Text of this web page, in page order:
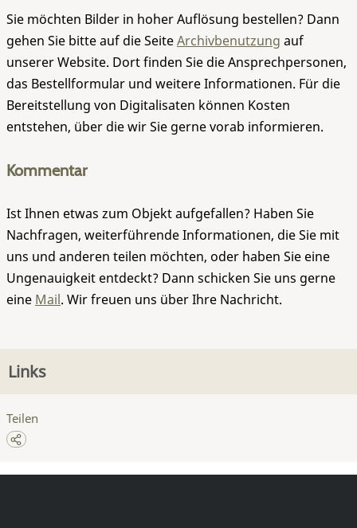
Sie möchten Bilder in hoher Auflösung bestellen? Dann
gehen Sie bitte auf die SeiteArchivbenutzung auf
unserer Website. Dort finden Sie die Ansprechpersonen,
das Bestellformular und weitere Informationen. Für die
Bereitstellung von Digitalisaten können Kosten
entstehen, über die wir Sie gerne vorab informieren.
Kommentar
Ist Ihnen etwas zum Objekt aufgefallen? Haben Sie
Nachfragen, weiterführende Informationen, die Sie mit
uns und anderen teilen möchten, oder haben Sie eine
Ungenauigkeit entdeckt? Dann schicken Sie uns gerne
eine Mail. Wir freuen uns über Ihre Nachricht.
Links
Teilen